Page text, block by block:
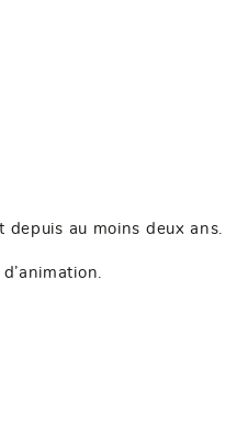
au moins deux ans.